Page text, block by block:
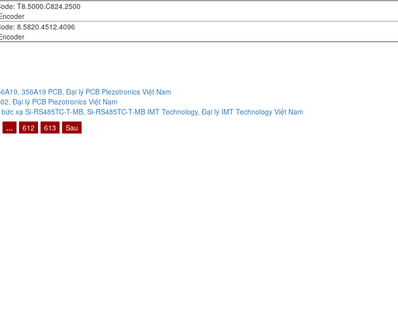
T8.5000.C824.2500
8.5820.4512.4096
356A19 PCB, Đại lý PCB Piezotronics Việt Nam
Đại lý PCB Piezotronics Việt Nam
xạ Si-RS485TC-T-MB, Si-RS485TC-T-MB IMT Technology, Đại lý IMT Technology Việt Nam
… 612 613 Sau